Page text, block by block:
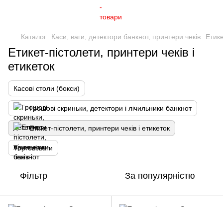
Каталог Каси, ваги, детектори банкнот, принтери чеків
Етикет-пістолети, принтери чеків і
етикеток
Касові столи (бокси)
Грошові скриньки, детектори і лічильники банкнот
Етикет-пістолети, принтери чеків і етикеток
Торгові ваги
Фільтр За популярністю